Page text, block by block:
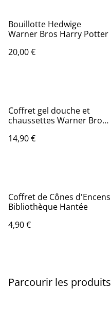
Bouillotte Hedwige
Warner Bros Harry Potter
20,00 €
Coffret gel douche et
chaussettes Warner Bros
Express
14,90 €
Coffret de Cônes d'Encens
Bibliothèque Hantée
4,90 €
Parcourir les produits